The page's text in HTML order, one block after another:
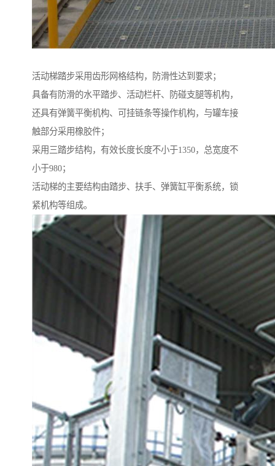
活动梯踏步采用齿形网格结构，防滑性达到要求；
具备有防滑的水平踏步、活动栏杆、防碰支腿等机构，
还具有弹簧平衡机构、可挂链条等操作机构，与罐车接
触部分采用橡胶件；
采用三踏步结构，有效长度长度不小于1350，总宽度不
小于980；
活动梯的主要结构由踏步、扶手、弹簧缸平衡系统，锁
紧机构等组成。